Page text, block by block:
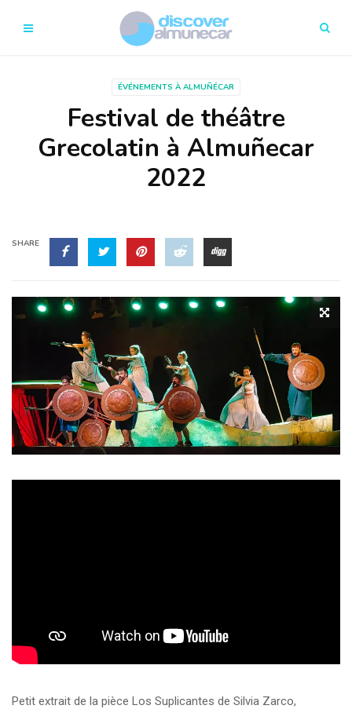
ÉVÉNEMENTS À ALMUÑÉCAR
Festival de théâtre
Grecolatin à Almuñecar
2022
SHARE
Petit extrait de la pièce Los Suplicantes de Silvia Zarco,